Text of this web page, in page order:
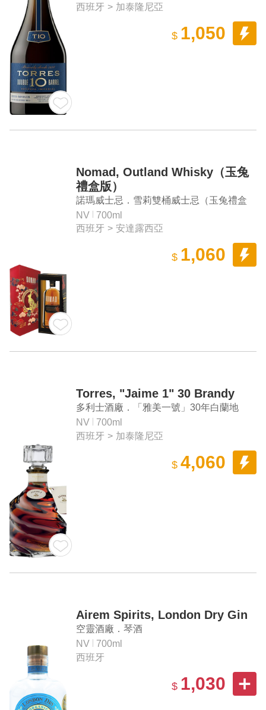
西班牙 > 加泰隆尼亞
$ 1,050
Nomad, Outland Whisky（玉兔
禮盒版）
諾瑪威士忌．雪莉雙桶威士忌（玉兔禮盒
版）
NV
700ml
西班牙 > 安達露西亞
$ 1,060
Torres, "Jaime 1" 30 Brandy
多利士酒廠．「雅美一號」30年白蘭地
NV
700ml
西班牙 > 加泰隆尼亞
$ 4,060
Airem Spirits, London Dry Gin
空靈酒廠．琴酒
NV
700ml
西班牙
$ 1,030